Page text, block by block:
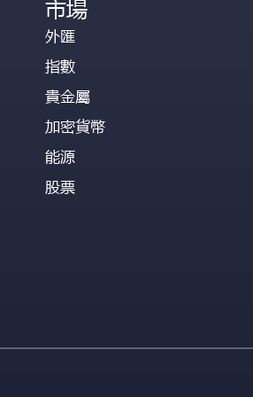
市場
外匯
指數
貴金屬
加密貨幣
能源
股票